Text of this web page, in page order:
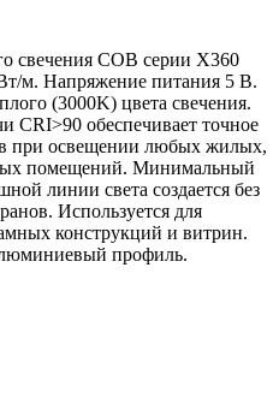
свечения COB серии X360
м. Напряжение питания 5 В.
(3000K) цвета свечения.
CRI>90 обеспечивает точное
при освещении любых жилых,
помещений. Минимальный
линии света создается без
Используется для
конструкций и витрин.
профиль.